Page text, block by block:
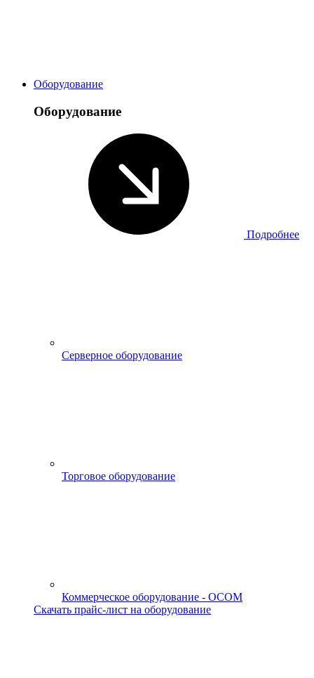
Оборудование
Оборудование
Подробнее
Серверное оборудование
Торговое оборудование
Коммерческое оборудование - OCOM
Скачать прайс-лист на оборудование